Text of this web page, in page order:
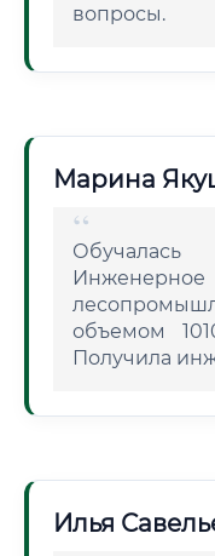
вопросы.
Марина
объемом
Получила
Илья